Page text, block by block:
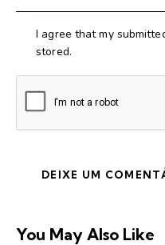
I agree that my
stored.
You May Also Like